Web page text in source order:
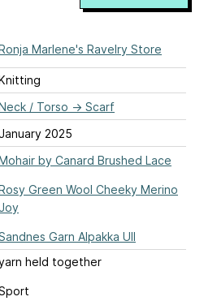
Marlene's Ravelry Store
/ Torso → Scarf
January 2025
by Canard Brushed Lace
Green Wool Cheeky Merino
Joy
Garn Alpakka Ull
held together